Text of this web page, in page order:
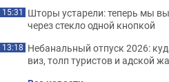
15:31 Шторы устарели: теперь мы
через стекло одной кнопкой
13:18 Небанальный отпуск 2026:
виз, толп туристов и адской